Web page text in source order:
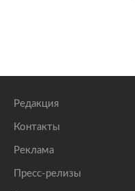
Редакция
Контакты
Реклама
Пресс-релизы